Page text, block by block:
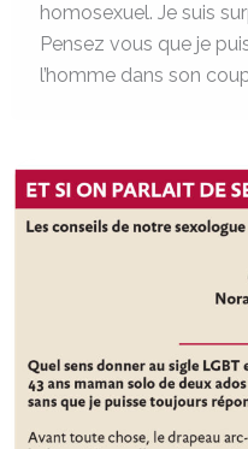
homosexuel. Je suis
Pensez vous que je
l’homme dans son
LGBT